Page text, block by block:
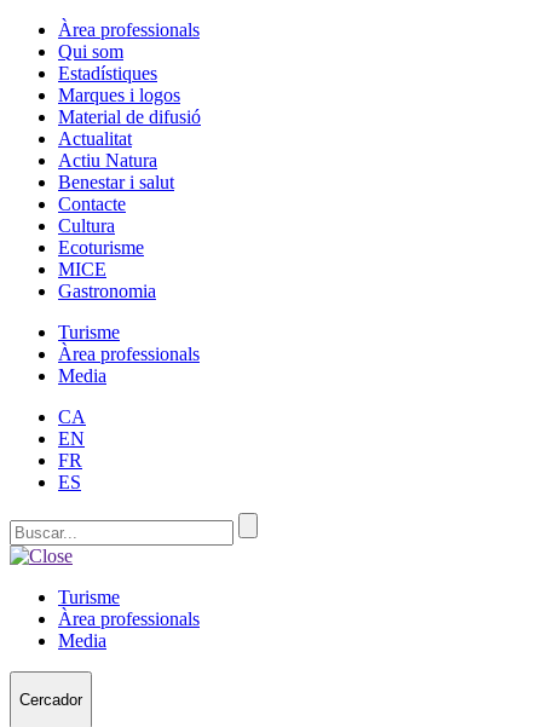
Àrea professionals
Qui som
Estadístiques
Marques i logos
Material de difusió
Actualitat
Actiu Natura
Benestar i salut
Contacte
Cultura
Ecoturisme
MICE
Gastronomia
Turisme
Àrea professionals
Media
CA
EN
FR
ES
Turisme
Àrea professionals
Media
Cercador